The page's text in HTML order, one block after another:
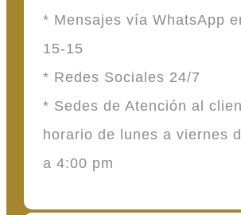
* Mensajes vía WhatsApp
15-15
* Redes Sociales 24/7
* Sedes de Atención al
horario de lunes a viernes
a 4:00 pm